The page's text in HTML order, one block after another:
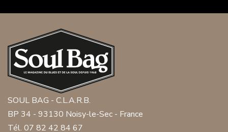
SOUL BAG - C.L.A.R.B.
BP 34 - 93130 Noisy-le-Sec - France
Tél. 07 82 42 84 67